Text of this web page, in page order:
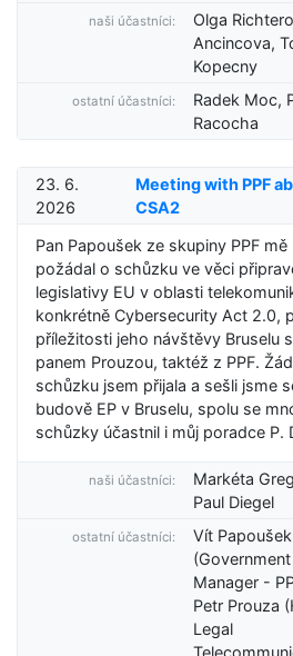
naši účastníci:
Olga
Ancincova,
Kopecny
ostatní účastníci:
Radek Moc,
Racocha
23. 6.
2026
Meeting with PPF
CSA2
Pan Papoušek ze skupiny PPF mě
požádal o schůzku ve věci
legislativy EU v oblasti
konkrétně Cybersecurity Act 2.0,
příležitosti jeho návštěvy Bruselu
panem Prouzou, taktéž z PPF.
schůzku jsem přijala a sešli jsme
budově EP v Bruselu, spolu se
schůzky účastnil i můj poradce P.
naši účastníci:
Markéta
Paul Diegel
ostatní účastníci:
Vít Papoušek
Manager -
Petr Prouza
Legal